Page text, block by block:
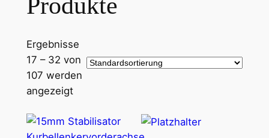
Ergebnisse
17 – 32 von
107 werden
angezeigt